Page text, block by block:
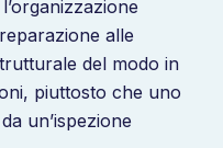
alle
del modo in
piuttosto che uno
un’ispezione